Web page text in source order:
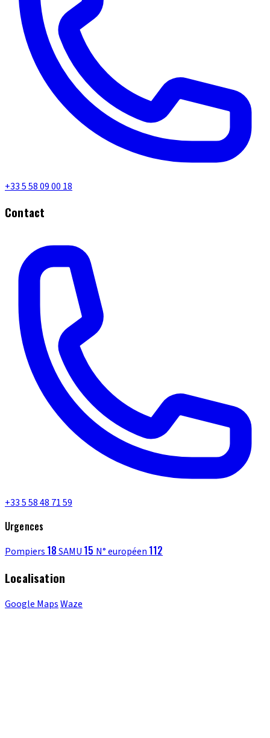
+33 5 58 09 00 18
Contact
+33 5 58 48 71 59
Urgences
Pompiers 18SAMU 15 N° européen 112
Localisation
Google MapsWaze